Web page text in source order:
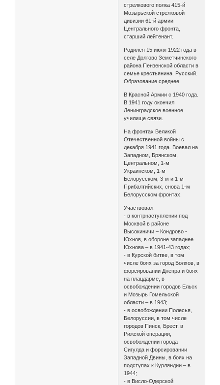
стрелкового полка 415-й
Мозырьской стрелковой
дивизии 61-й армии
Центрального фронта,
старший лейтенант.
Родился 15 июля 1922 года в
селе Долгово Земетчинского
района Пензенской области в
семье крестьянина. Русский.
Образование среднее.
В Красной Армии с 1940 года.
В 1941 году окончил
Ленинградское военное
училище связи.
На фронтах Великой
Отечественной войны с
декабря 1941 года. Воевал на
Западном, Брянском,
Центральном, 1-м
Украинском, 1-м
Белорусском, 3-м и 1-м
Прибалтийских, снова 1-м
Белорусском фронтах.
Участвовал:
- в контрнаступлении под
Москвой в районе
Высокиничи – Кондрово -
Юхнов, в обороне западнее
Юхнова – в 1941-43 годах;
- в Курской битве, в том
числе боях за город Болхов, в
форсировании Днепра и боях
на плацдарме, в
освобождении городов Ельск
и Мозырь Гомельской
области – в 1943;
- в освобождении Полесья,
Белоруссии, в том числе
городов Пинск, Брест, в
Рижской операции,
освобождении города
Сигулда и форсировании
Западной Двины, в боях на
подступах к Курляндии – в
1944;
- в Висло-Одерской